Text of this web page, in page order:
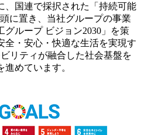
、国連で採択された「持続可能
に置き、当社グループの事業
ループ ビジョン2030」を策
全・安心・快適な生活を実現す
リティが融合した社会基盤を
めています。